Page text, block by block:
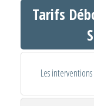
Tarifs
Les